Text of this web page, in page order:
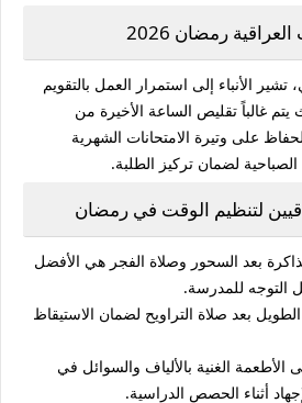
رمضان 2026
تشير الأنباء إلى استمرار العمل بالتقويم
غالباً تقليص الساعة الأخيرة من
على وتيرة الامتحانات الشهرية
لضمان تركيز الطلبة.
لتنظيم الوقت في رمضان
بعد السحور وصلاة الفجر هي الأفضل
التوجه للمدرسة.
بعد صلاة التراويح لضمان الاستيقاظ
الأطعمة الغنية بالألياف والسوائل في
أثناء الحصص الدراسية.